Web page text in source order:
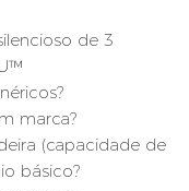
de 3
marca?
(capacidade de
básico?